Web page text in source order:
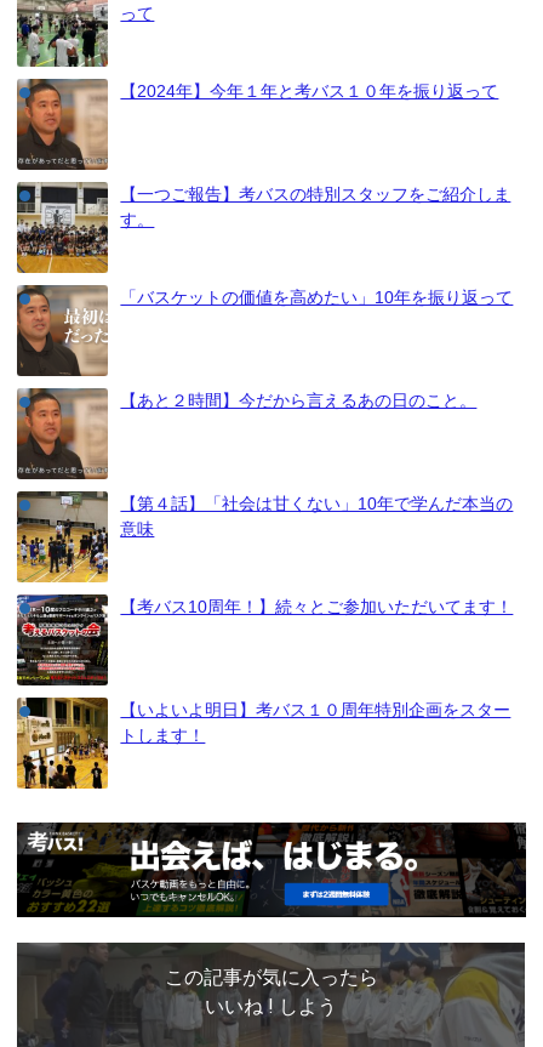
って
【2024年】今年１年と考バス１０年を振り返って
【一つご報告】考バスの特別スタッフをご紹介しま
す。
「バスケットの価値を高めたい」10年を振り返って
【あと２時間】今だから言えるあの日のこと。
【第４話】「社会は甘くない」10年で学んだ本当の
意味
【考バス10周年！】続々とご参加いただいてます！
【いよいよ明日】考バス１０周年特別企画をスター
トします！
この記事が気に入ったら
いいね ! しよう